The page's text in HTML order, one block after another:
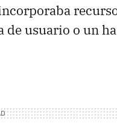
de usuario o un